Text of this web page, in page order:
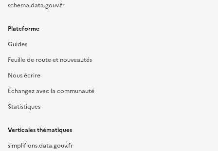
schema.data.gouv.fr
Plateforme
Guides
Feuille de route et nouveautés
Nous écrire
Échangez avec la communauté
Statistiques
Verticales thématiques
simplifions.data.gouv.fr